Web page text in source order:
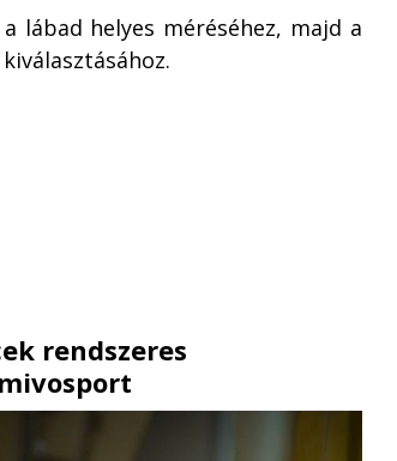
lábad helyes méréséhez, majd a
rendszeres